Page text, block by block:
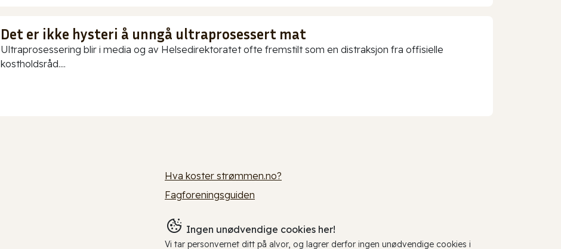
Det er ikke hysteri å unngå ultraprosessert mat
Ultraprosessering blir i media og av Helsedirektoratet ofte fremstilt som en distraksjon fra offisielle
kostholdsråd....
Hva koster strømmen.no?
Fagforeningsguiden
Ingen unødvendige cookies her!
Vi tar personvernet ditt på alvor, og lagrer derfor ingen unødvendige cookies i